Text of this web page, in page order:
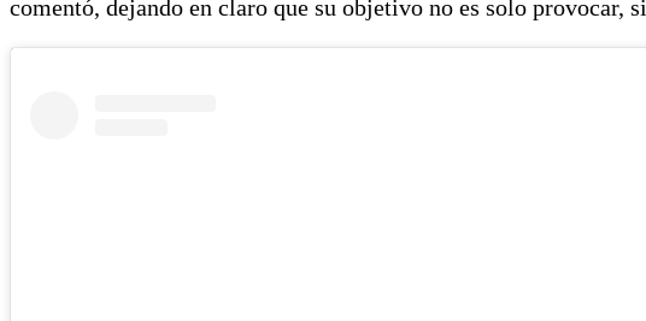
comentó, dejando en claro que su objetivo no es solo provocar,